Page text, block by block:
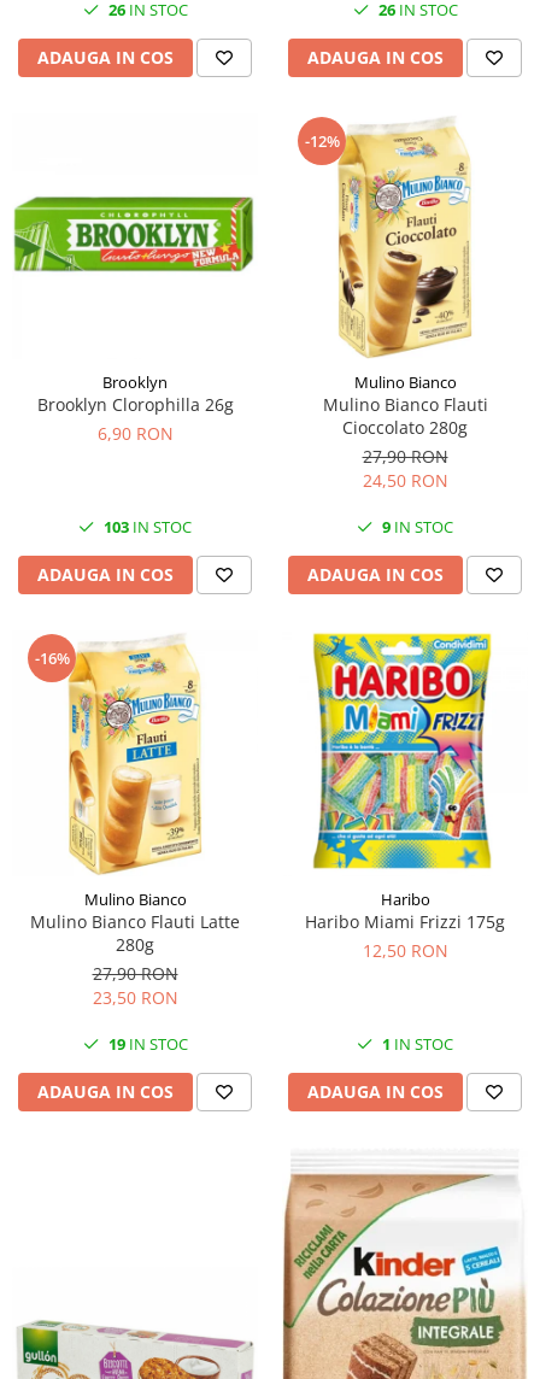
26IN STOC
ADAUGA IN COS
26IN STOC
ADAUGA IN COS
Brooklyn
Brooklyn Clorophilla 26g
6,90 RON
103 IN STOC
ADAUGA IN COS
-12%
Mulino Bianco
Mulino Bianco Flauti
Cioccolato 280g
27,90 RON
24,50 RON
9 IN STOC
ADAUGA IN COS
-16%
Mulino Bianco
Mulino Bianco Flauti Latte
280g
27,90 RON
23,50 RON
19IN STOC
ADAUGA IN COS
Haribo
Haribo Miami Frizzi 175g
12,50 RON
1 IN STOC
ADAUGA IN COS